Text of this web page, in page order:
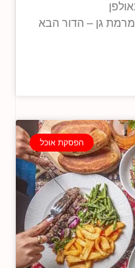
גן – הדור הבא
הפסקת אוכל